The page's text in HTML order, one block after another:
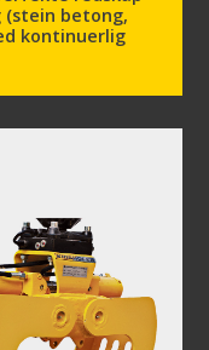
betong,
kontinuerlig